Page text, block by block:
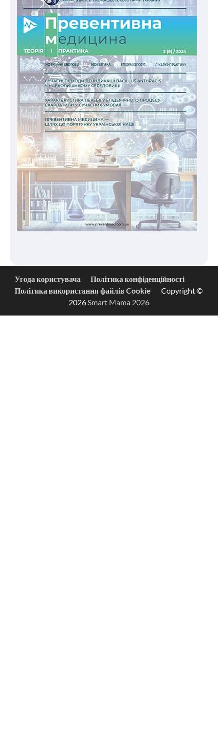
Угода користувача
Політика конфіденційності
Політика використання файлів Cookie
Copyright ©
2026Smart Mama 2026